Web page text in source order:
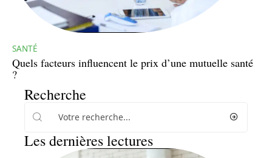
SANTÉ
Quels facteurs influencent le prix d’une mutuelle santé
?
Recherche
Les dernières lectures